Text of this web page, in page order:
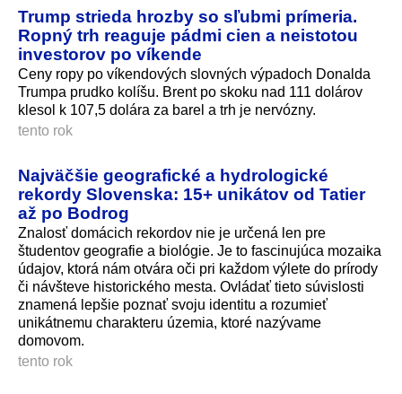
Trump strieda hrozby so sľubmi prímeria.
Ropný trh reaguje pádmi cien a neistotou
investorov po víkende
Ceny ropy po víkendových slovných výpadoch Donalda
Trumpa prudko kolíšu. Brent po skoku nad 111 dolárov
klesol k 107,5 dolára za barel a trh je nervózny.
tento rok
Najväčšie geografické a hydrologické
rekordy Slovenska: 15+ unikátov od Tatier
až po Bodrog
Znalosť domácich rekordov nie je určená len pre
študentov geografie a biológie. Je to fascinujúca mozaika
údajov, ktorá nám otvára oči pri každom výlete do prírody
či návšteve historického mesta. Ovládať tieto súvislosti
znamená lepšie poznať svoju identitu a rozumieť
unikátnemu charakteru územia, ktoré nazývame
domovom.
tento rok